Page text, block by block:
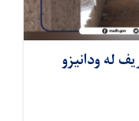
له ودانیزو